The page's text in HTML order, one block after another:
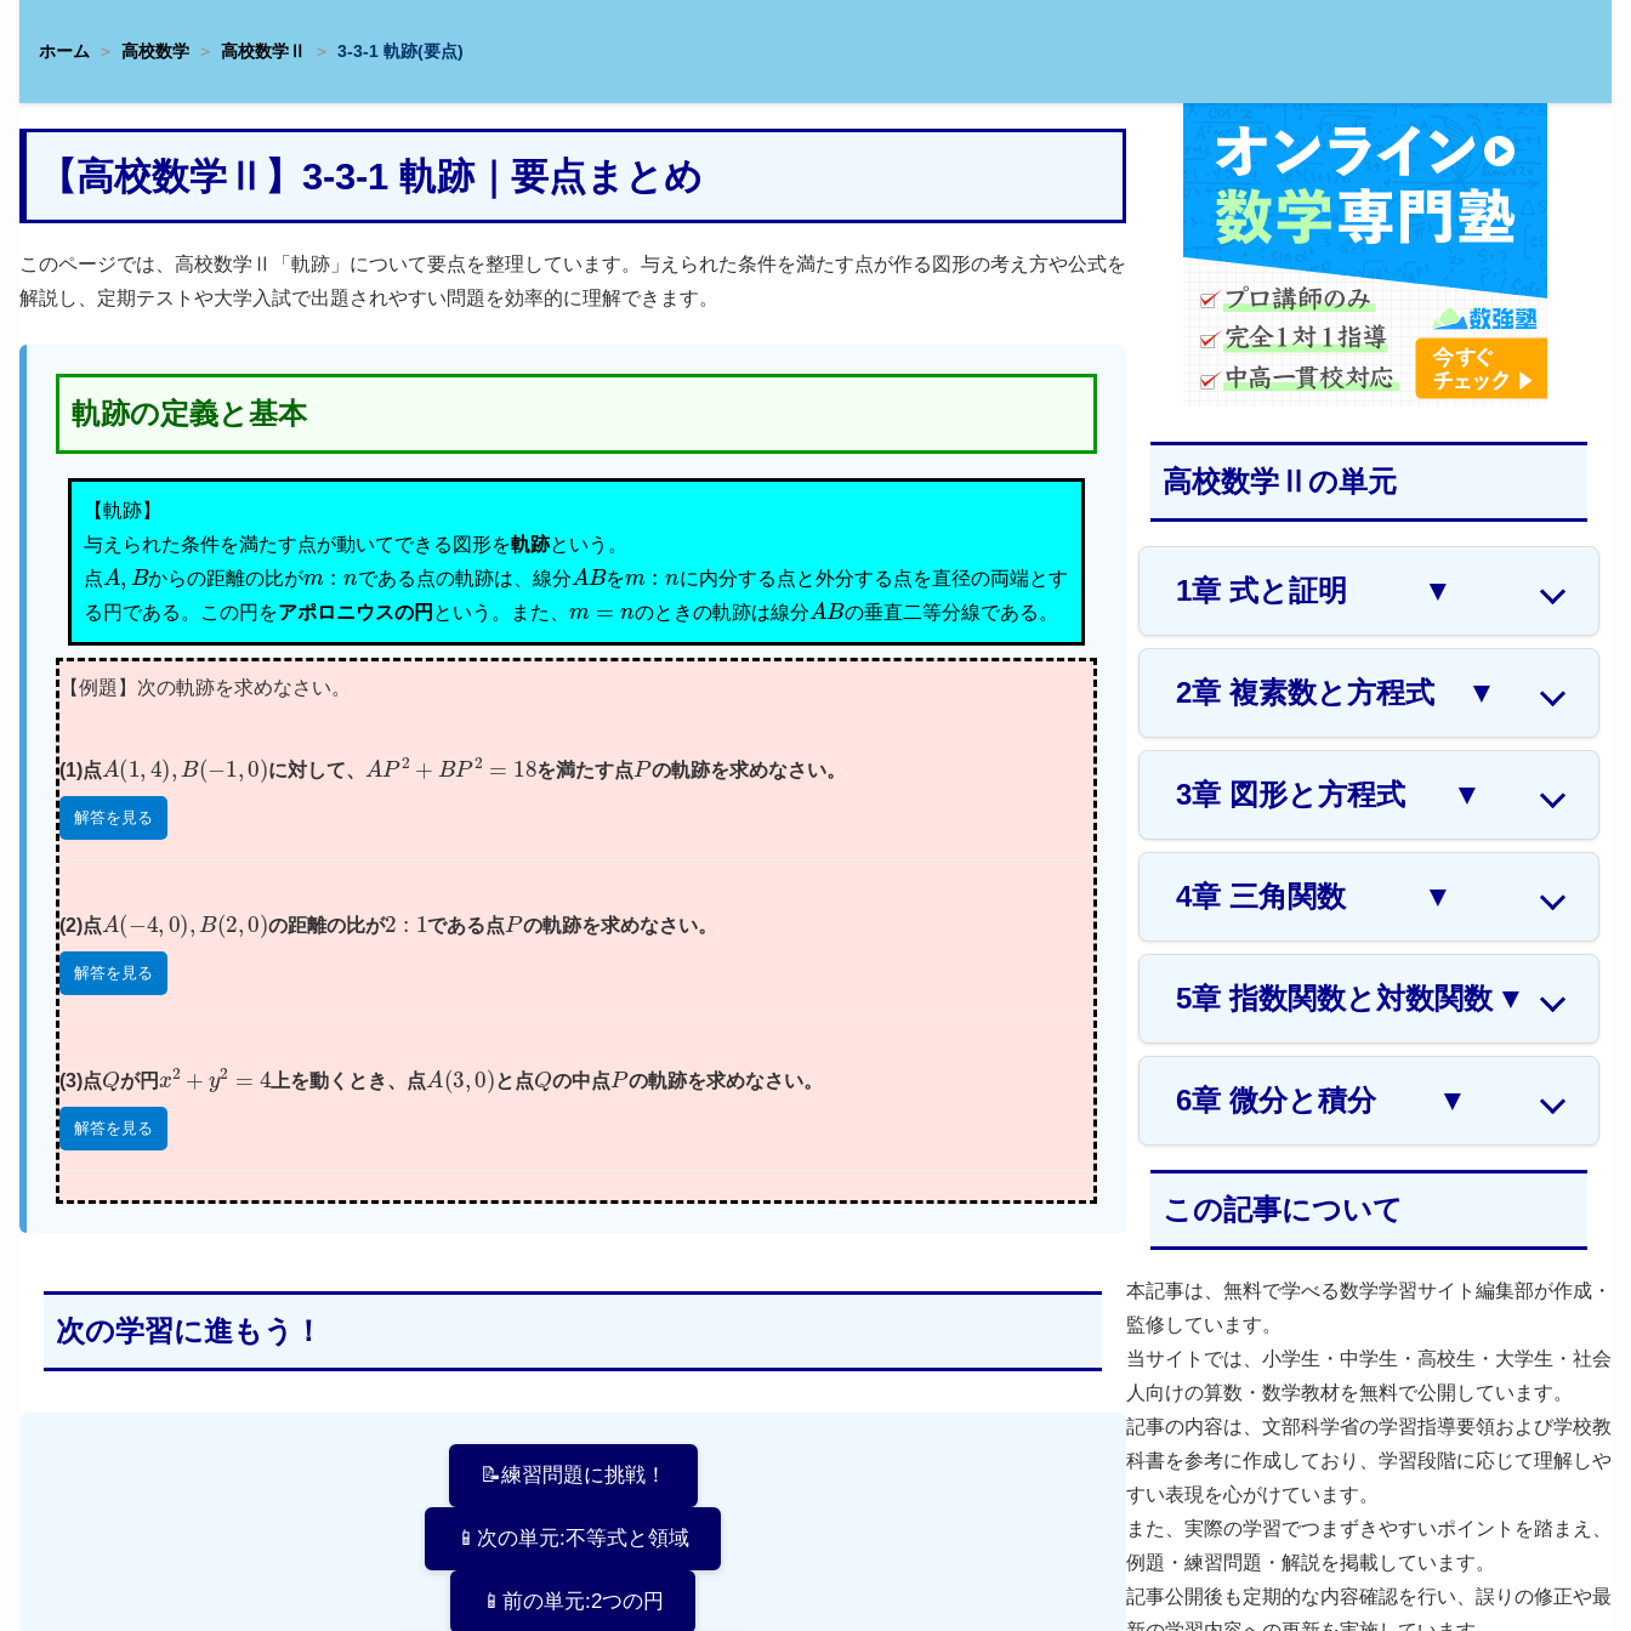
ホーム 高校数学 高校数学Ⅱ 3-3-1 軌跡(要点)
【高校数学Ⅱ】3-3-1 軌跡｜要点まとめ
このページでは、高校数学Ⅱ「軌跡」について要点を整理しています。与えられた条件を満たす点が作る図形の考え方や公式を
解説し、定期テストや大学入試で出題されやすい問題を効率的に理解できます。
軌跡の定義と基本
【軌跡】
与えられた条件を満たす点が動いてできる図形を軌跡という。
点
A B
からの距離の比が である点の軌跡は、線分
A B
を
に内分する点と外分する点を直径の両端とす
る円である。この円をアポロニウスの円 という。また、 のときの軌跡は線分
A B
の垂直二等分線である。
【例題】次の軌跡を求めなさい。
(1)点
A (1 4) B(− ,0 )
に対して、
A P2 BP2=
を満たす点
P
の軌跡を求めなさい。
解答を見る
(2)点
A ( , 0), (2,0 )
の距離の比が
2 1
である点
P
の軌跡を求めなさい。
解答を見る
(3)点
Q
が円
x2 2=
上を動くとき、点
A (3 0)
と点
Q
の中点
P
の軌跡を求めなさい。
解答を見る
次の学習に進もう！
📝練習問題に挑戦！
📱次の単元:不等式と領域
📱前の単元:2つの円
高校数学Ⅱの単元
1章 式と証明 ▼
2章 複素数と方程式 ▼
3章 図形と方程式 ▼
4章 三角関数 ▼
5章 指数関数と対数関数 ▼
6章 微分と積分 ▼
この記事について
本記事は、無料で学べる数学学習サイト編集部が作成・
監修しています。
当サイトでは、小学生・中学生・高校生・大学生・社会
人向けの算数・数学教材を無料で公開しています。
記事の内容は、文部科学省の学習指導要領および学校教
科書を参考に作成しており、学習段階に応じて理解しや
すい表現を心がけています。
また、実際の学習でつまずきやすいポイントを踏まえ、
例題・練習問題・解説を掲載しています。
記事公開後も定期的な内容確認を行い、誤りの修正や最